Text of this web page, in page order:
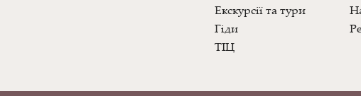
Екскурсії та тури
Гіди
ТІЦ